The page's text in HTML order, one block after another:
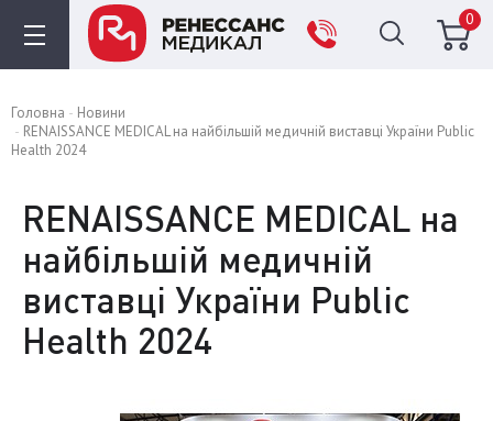
0
Головна
Новини
RENAISSANCE MEDICAL на найбільшій медичній виставці України Public
Health 2024
RENAISSANCE MEDICAL на
найбільшій медичній
виставці України Public
Health 2024